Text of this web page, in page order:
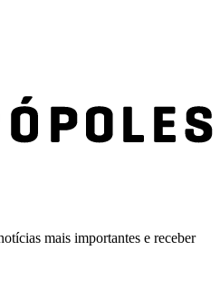
mais importantes e receber